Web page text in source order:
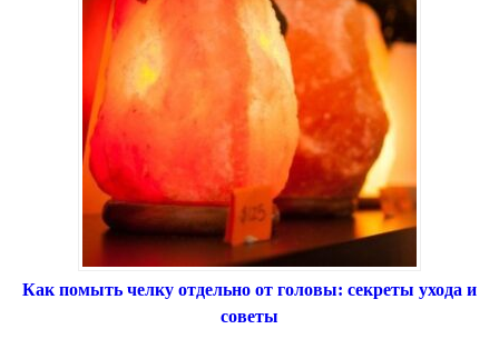
Как помыть челку отдельно от головы: секреты ухода и
советы